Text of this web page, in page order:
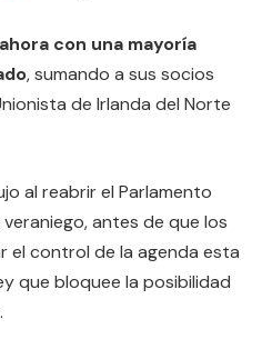
con una mayoría
, sumando a sus socios
de Irlanda del Norte
al reabrir el Parlamento
antes de que los
control de la agenda esta
que bloquee la posibilidad